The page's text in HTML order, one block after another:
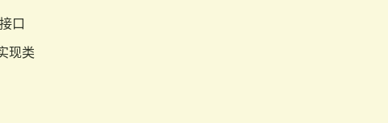
口
现类